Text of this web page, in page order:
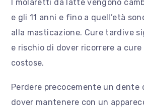
I molaretti da latte vengono
e gli 11 anni e fino a quell’età
alla masticazione. Cure tardive
e rischio di dover ricorrere a cure
costose.
Perdere precocemente un
dover mantenere con un